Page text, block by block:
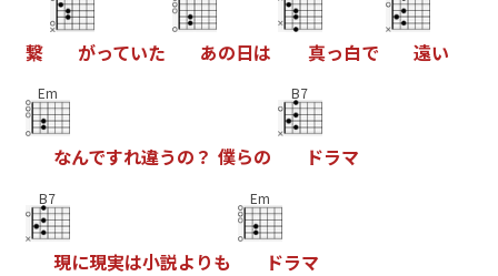
繋 がっていた あの日は 真っ白で 遠い
Em
なんですれ違うの ？ 僕らの
B7
ドラマ
B7
現に現実は小説よ りも
Em
ドラマ